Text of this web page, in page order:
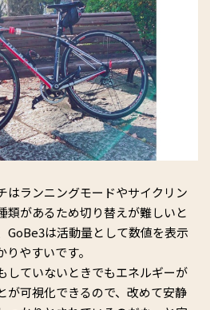
はランニングモードやサイクリン
類があるため切り替えが難しいと
GoBe3は活動量として数値を表示
やすいです。
していないときでもエネルギーが
が可視化できるので、改めて安静